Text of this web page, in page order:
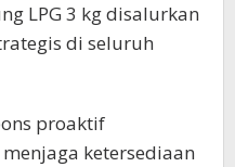
LPG 3 kg disalurkan
di seluruh
proaktif
ketersediaan